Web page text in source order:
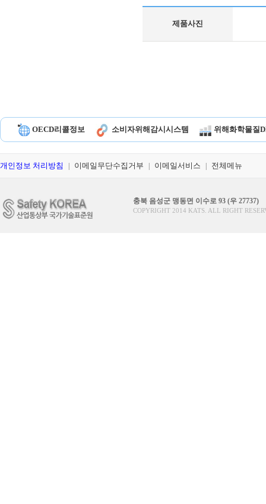
제품사진
OECD리콜정보 소비자위해감시시스템 위해화학물질
개인정보 처리방침 이메일무단수집거부 이메일서비스 전체메뉴
충북 음성군 맹동면 이수로 93 (우 27737)
COPYRIGHT 2014 KATS. ALL RIGHT